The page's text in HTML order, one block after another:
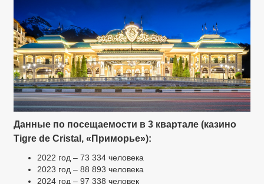
Данные по посещаемости в 3 квартале (казино
Tigre de Cristal, «Приморье»):
2022 год – 73 334 человека
2023 год – 88 893 человека
2024 год – 97 338 человек